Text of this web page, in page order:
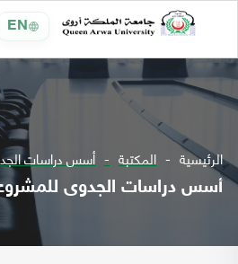
EN
الرئيسية المكتبة أسس دراسات
أسس دراسات الجدوى